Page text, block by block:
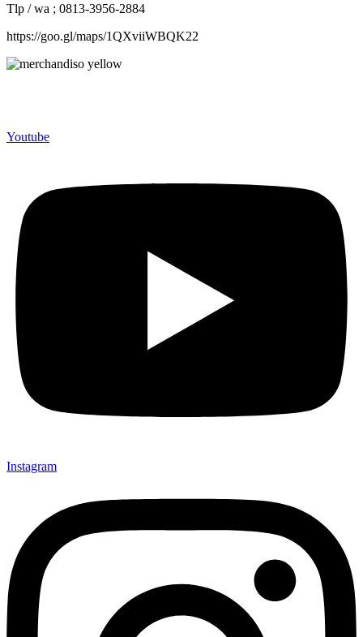
Tlp / wa ; 0813-3956-2884
https://goo.gl/maps/1QXviiWBQK22
Youtube
Instagram